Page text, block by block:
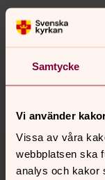
Samtycke
Vi använder
Vissa av våra
webbplatsen ska
analys och kakor
Synpunkter
innehåll?
Tillbaka till
Tillbaka till